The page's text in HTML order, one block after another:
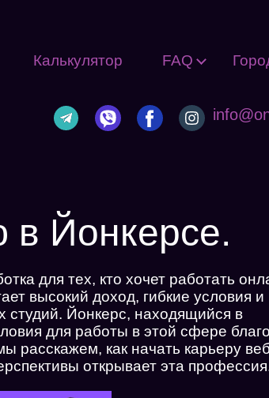
Калькулятор FAQ
в Йонкерсе.
для тех, кто хочет работать
высокий доход, гибкие условия и
студий. Йонкерс, находящийся в
для работы в этой сфере
расскажем, как начать карьеру
открывает эта